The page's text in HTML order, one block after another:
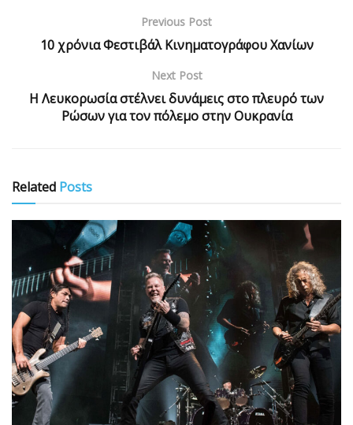
Previous Post
10 χρόνια Φεστιβάλ Κινηματογράφου Χανίων
Next Post
Η Λευκορωσία στέλνει δυνάμεις στο πλευρό των
Ρώσων για τον πόλεμο στην Ουκρανία
Related Posts